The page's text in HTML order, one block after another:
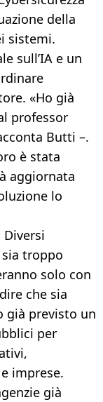
della
sistemi.
sull’IA e un
«Ho già
professor
Butti –.
è stata
aggiornata
lo
troppo
solo con
che sia
già previsto un
per
imprese.
già